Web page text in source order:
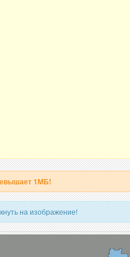
1МБ!
на изображение!